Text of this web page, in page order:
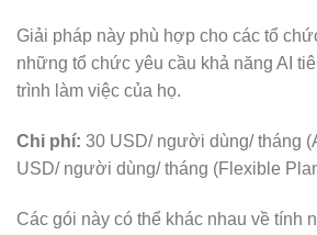
Giải pháp này phù hợp cho các tổ
những tổ chức yêu cầu khả năng AI
trình làm việc của họ.
Chi phí: 30 USD/ người dùng/ tháng
USD/ người dùng/ tháng (Flexible
Các gói này có thể khác nhau về tính